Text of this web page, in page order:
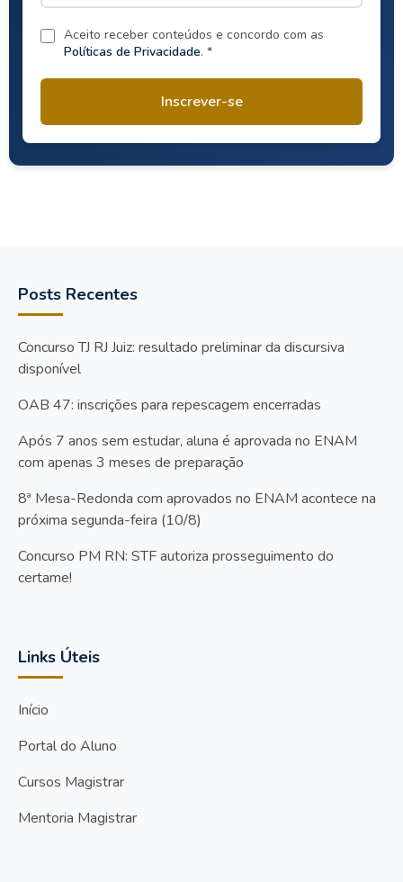
Aceito receber conteúdos e concordo com as
Políticas de Privacidade. *
Inscrever-se
Posts Recentes
Concurso TJ RJ Juiz: resultado preliminar da discursiva
disponível
OAB 47: inscrições para repescagem encerradas
Após 7 anos sem estudar, aluna é aprovada no ENAM
com apenas 3 meses de preparação
8ª Mesa-Redonda com aprovados no ENAM acontece na
próxima segunda-feira (10/8)
Concurso PM RN: STF autoriza prosseguimento do
certame!
Links Úteis
Início
Portal do Aluno
Cursos Magistrar
Mentoria Magistrar